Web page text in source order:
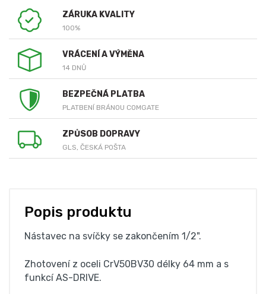
ZÁRUKA KVALITY
100%
VRÁCENÍ A VÝMĚNA
14 DNŮ
BEZPEČNÁ PLATBA
PLATBENÍ BRÁNOU COMGATE
ZPŮSOB DOPRAVY
GLS, ČESKÁ POŠTA
Popis produktu
Nástavec na svíčky se zakončením 1/2".
Zhotovení z oceli CrV50BV30 délky 64 mm a s
funkcí AS-DRIVE.